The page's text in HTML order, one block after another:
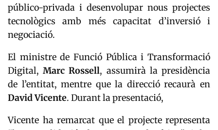
público-privada i desenvolupar nous projectes
tecnològics amb més capacitat d’inversió i
negociació.
El ministre de Funció Pública i Transformació
Digital,Marc Rossell, assumirà la presidència
de l’entitat, mentre que la direcció recaurà en
David Vicente. Durant la presentació,
Vicente ha remarcat que el projecte representa